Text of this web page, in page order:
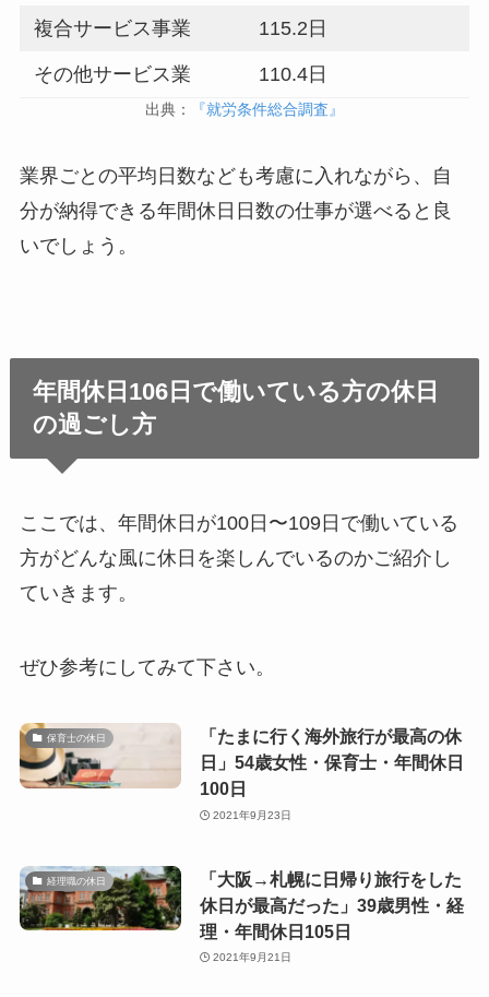
複合サービス事業 115.2日
その他サービス業 110.4日
出典： 『就労条件総合調査』
業界ごとの平均日数なども考慮に入れながら、自
分が納得できる年間休日日数の仕事が選べると良
いでしょう。
年間休日106日で働いている方の休日
の過ごし方
ここでは、年間休日が100日〜109日で働いている
方がどんな風に休日を楽しんでいるのかご紹介し
ていきます。
ぜひ参考にしてみて下さい。
保育士の休日
「たまに行く海外旅行が最高の休
日」54歳女性・保育士・年間休日
100日
2021年9月23日
経理職の休日
「大阪→札幌に日帰り旅行をした
休日が最高だった」39歳男性・経
理・年間休日105日
2021年9月21日